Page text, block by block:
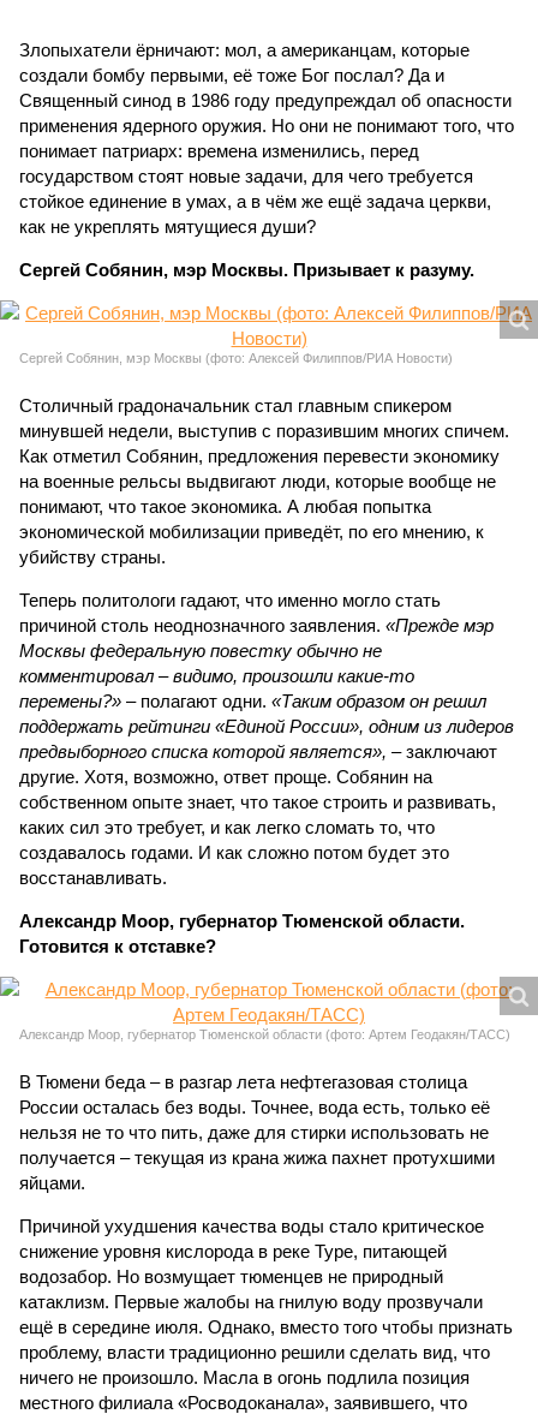
Злопыхатели ёрничают: мол, а американцам, которые
создали бомбу первыми, её тоже Бог послал? Да и
Священный синод в 1986 году предупреждал об опасности
применения ядерного оружия. Но они не понимают того, что
понимает патриарх: времена изменились, перед
государством стоят новые задачи, для чего требуется
стойкое единение в умах, а в чём же ещё задача церкви,
как не укреплять мятущиеся души?
Сергей Собянин, мэр Москвы. Призывает к разуму.
Сергей Собянин, мэр Москвы (фото: Алексей Филиппов/РИА Новости)
Столичный градоначальник стал главным спикером
минувшей недели, выступив с поразившим многих спичем.
Как отметил Собянин, предложения перевести экономику
на военные рельсы выдвигают люди, которые вообще не
понимают, что такое экономика. А любая попытка
экономической мобилизации приведёт, по его мнению, к
убийству страны.
Теперь политологи гадают, что именно могло стать
причиной столь неоднозначного заявления. «Прежде мэр
Москвы федеральную повестку обычно не
комментировал – видимо, произошли какие-то
перемены?» – полагают одни. «Таким образом он решил
поддержать рейтинги «Единой России», одним из лидеров
предвыборного списка которой является», – заключают
другие. Хотя, возможно, ответ проще. Собянин на
собственном опыте знает, что такое строить и развивать,
каких сил это требует, и как легко сломать то, что
создавалось годами. И как сложно потом будет это
восстанавливать.
Александр Моор, губернатор Тюменской области.
Готовится к отставке?
Александр Моор, губернатор Тюменской области (фото: Артем Геодакян/ТАСС)
В Тюмени беда – в разгар лета нефтегазовая столица
России осталась без воды. Точнее, вода есть, только её
нельзя не то что пить, даже для стирки использовать не
получается – текущая из крана жижа пахнет протухшими
яйцами.
Причиной ухудшения качества воды стало критическое
снижение уровня кислорода в реке Туре, питающей
водозабор. Но возмущает тюменцев не природный
катаклизм. Первые жалобы на гнилую воду прозвучали
ещё в середине июля. Однако, вместо того чтобы признать
проблему, власти традиционно решили сделать вид, что
ничего не произошло. Масла в огонь подлила позиция
местного филиала «Росводоканала», заявившего, что